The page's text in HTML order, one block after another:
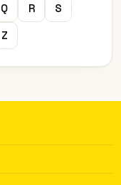
Q R
S
Z